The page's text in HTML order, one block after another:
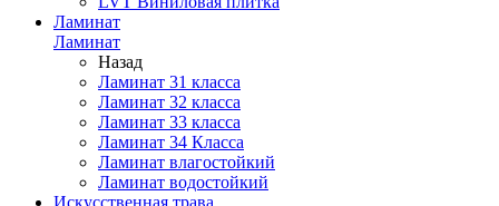
Ламинат
Ламинат
Назад
Ламинат 31 класса
Ламинат 32 класса
Ламинат 33 класса
Ламинат 34 Класса
Ламинат влагостойкий
Ламинат водостойкий
Искусственная трава